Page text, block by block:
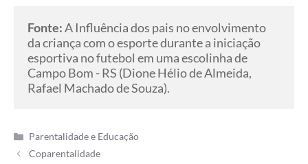
Fonte: A Influência dos pais no envolvimento
da criança com o esporte durante a iniciação
esportiva no futebol em uma escolinha de
Campo Bom - RS (Dione Hélio de Almeida,
Rafael Machado de Souza).
Categorias
Parentalidade e Educação
Coparentalidade